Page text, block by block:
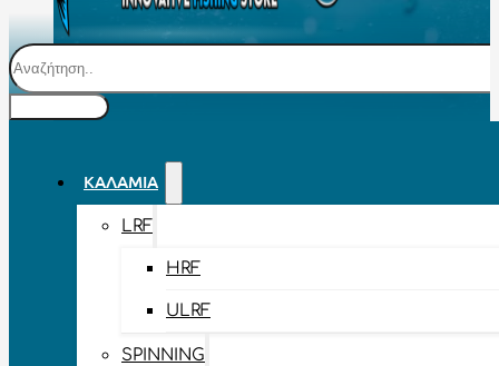
Αναζήτηση
ΚΑΛΆΜΙΑ
LRF
HRF
ULRF
SPINNING